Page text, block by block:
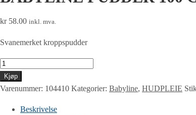
kr58.00 inkl. mva.
Svanemerket kroppspudder
BABYLINE
PUDDER
100
Kjøp
Varenummer: 104410 Kategorier: Babyline, HUDPLEIE
Beskrivelse